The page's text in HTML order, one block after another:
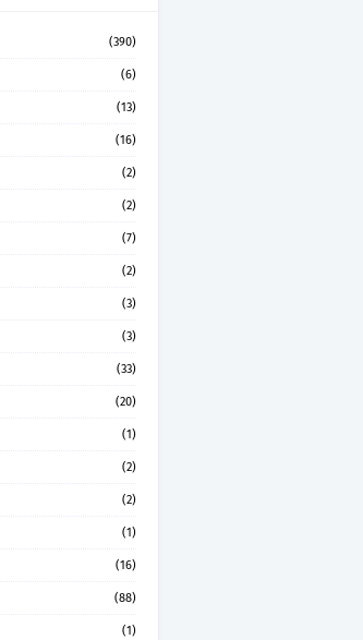
(390)
(6)
(13)
(16)
(2)
(2)
(7)
(2)
(3)
(3)
(33)
(20)
(1)
(2)
(2)
(1)
(16)
(88)
(1)